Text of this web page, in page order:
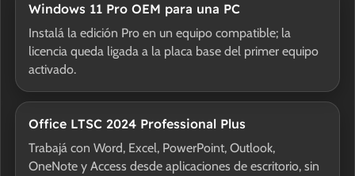
Windows 11 Pro OEM para una PC
Instalá la edición Pro en un equipo compatible; la
licencia queda ligada a la placa base del primer equipo
activado.
Office LTSC 2024 Professional Plus
Trabajá con Word, Excel, PowerPoint, Outlook,
OneNote y Access desde aplicaciones de escritorio, sin